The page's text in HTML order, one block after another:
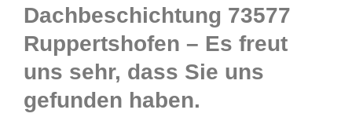
Dachbeschichtung 73577
Ruppertshofen – Es freut
uns sehr, dass Sie uns
gefunden haben.